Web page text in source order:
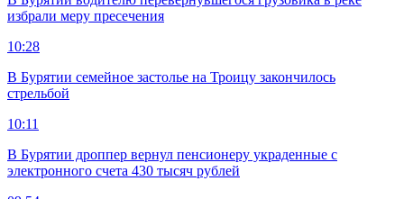
избрали меру пресечения
10:28
В Бурятии семейное застолье на Троицу закончилось
стрельбой
10:11
В Бурятии дроппер вернул пенсионеру украденные с
электронного счета 430 тысяч рублей